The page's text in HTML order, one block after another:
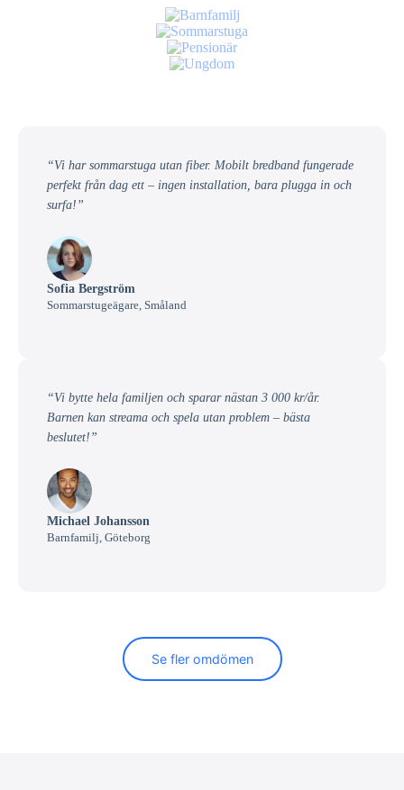
“Vi har sommarstuga utan fiber. Mobilt bredband fungerade
perfekt från dag ett – ingen installation, bara plugga in och
surfa!”
Sofia Bergström
Sommarstugeägare, Småland
“Vi bytte hela familjen och sparar nästan 3 000 kr/år.
Barnen kan streama och spela utan problem – bästa
beslutet!”
Michael Johansson
Barnfamilj, Göteborg
Se fler omdömen